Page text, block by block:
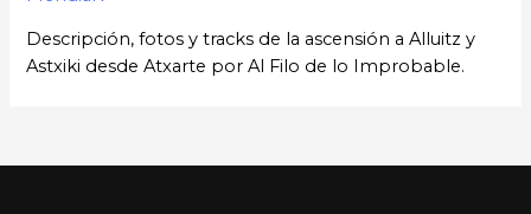
Descripción, fotos y tracks de la ascensión a Alluitz y
Astxiki desde Atxarte por Al Filo de lo Improbable.